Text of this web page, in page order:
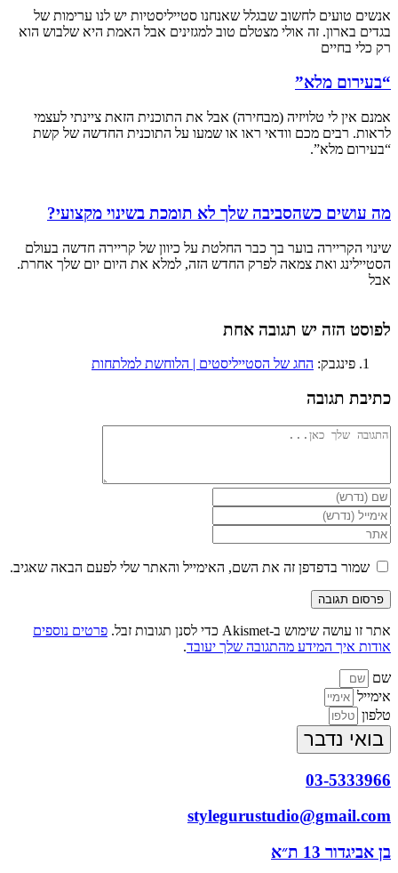
אנשים טועים לחשוב שבגלל שאנחנו סטייליסטיות יש לנו ערימות של
בגדים בארון. זה אולי מצטלם טוב למגזינים אבל האמת היא שלבוש הוא
רק כלי בחיים
“בעירום מלא”
אמנם אין לי טלויזיה (מבחירה) אבל את התוכנית הזאת ציינתי לעצמי
לראות. רבים מכם וודאי ראו או שמעו על התוכנית החדשה של קשת
“בעירום מלא”.
מה עושים כשהסביבה שלך לא תומכת בשינוי מקצועי?
שינוי הקריירה בוער בך כבר החלטת על כיוון של קריירה חדשה בעולם
הסטיילינג ואת צמאה לפרק החדש הזה, למלא את היום יום שלך אחרת.
אבל
לפוסט הזה יש תגובה אחת
פינגבק: החג של הסטייליסטים | הלוחשת למלתחות
כתיבת תגובה
להגיב
הזן
את
השם
שלך
או
שם
משתמש
כדי
הזן
את
כתובת
דואר
האלקטרוני
שלך
כדי
להגיב
הזן
את
כתובת
האינטרנט
שלך
(אופציונלי)
שמור בדפדפן זה את השם, האימייל והאתר שלי לפעם הבאה שאגיב.
אתר זו עושה שימוש ב-Akismet כדי לסנן תגובות זבל.
פרטים נוספים
אודות איך המידע מהתגובה שלך יעובד.
שם
אימייל
טלפון
בואי נדבר
03-5333966
stylegurustudio@gmail.com
בן אביגדור 13 ת״א